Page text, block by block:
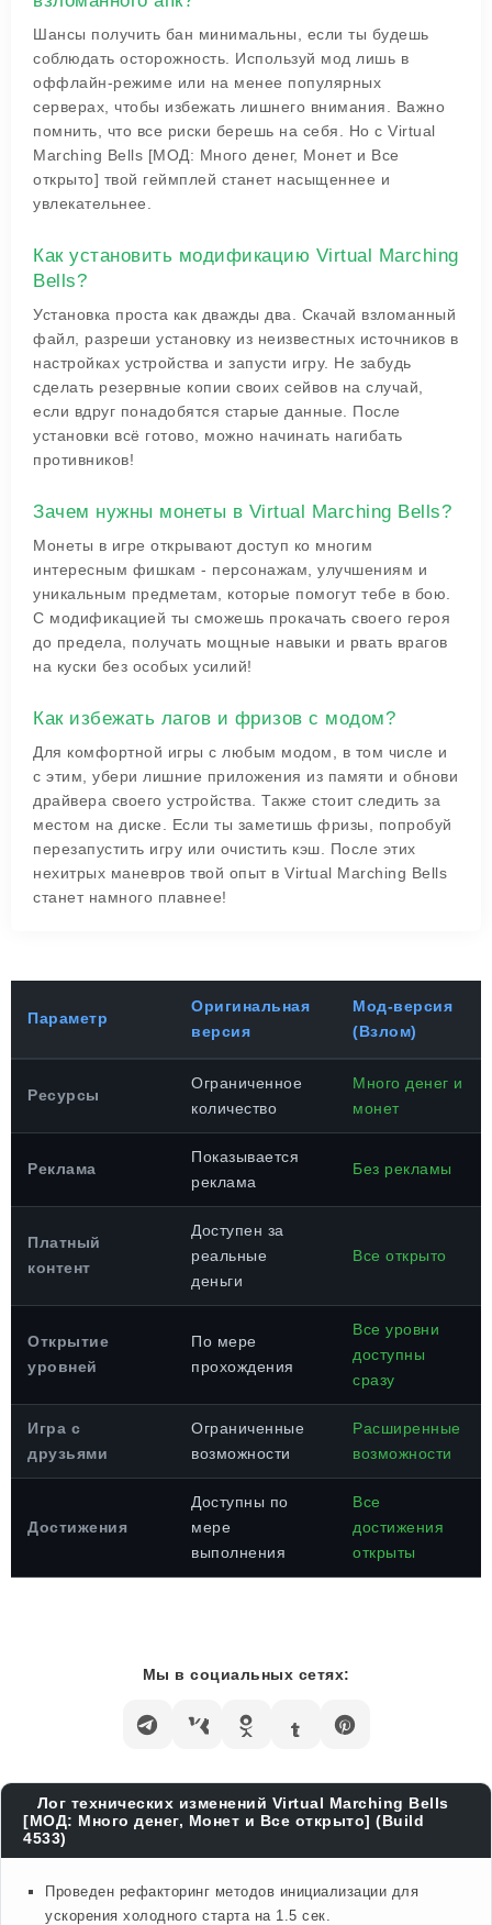
Шансы получить бан минимальны, если ты будешь
соблюдать осторожность. Используй мод лишь в
оффлайн-режиме или на менее популярных
серверах, чтобы избежать лишнего внимания. Важно
помнить, что все риски берешь на себя. Но с Virtual
Marching Bells [МОД: Много денег, Монет и Все
открыто] твой геймплей станет насыщеннее и
увлекательнее.
Как установить модификацию Virtual Marching
Bells?
Установка проста как дважды два. Скачай взломанный
файл, разреши установку из неизвестных источников в
настройках устройства и запусти игру. Не забудь
сделать резервные копии своих сейвов на случай,
если вдруг понадобятся старые данные. После
установки всё готово, можно начинать нагибать
противников!
Зачем нужны монеты в Virtual Marching Bells?
Монеты в игре открывают доступ ко многим
интересным фишкам - персонажам, улучшениям и
уникальным предметам, которые помогут тебе в бою.
С модификацией ты сможешь прокачать своего героя
до предела, получать мощные навыки и рвать врагов
на куски без особых усилий!
Как избежать лагов и фризов с модом?
Для комфортной игры с любым модом, в том числе и
с этим, убери лишние приложения из памяти и обнови
драйвера своего устройства. Также стоит следить за
местом на диске. Если ты заметишь фризы, попробуй
перезапустить игру или очистить кэш. После этих
нехитрых маневров твой опыт в Virtual Marching Bells
станет намного плавнее!
Параметр
Оригинальная
версия
Мод-версия
(Взлом)
Ресурсы
Ограниченное
количество
Много денег и
монет
Реклама
Показывается
реклама
Без рекламы
Платный
контент
Доступен за
реальные
деньги
Все открыто
Открытие
уровней
По мере
прохождения
Все уровни
доступны
сразу
Игра с
друзьями
Ограниченные
возможности
Расширенные
возможности
Достижения
Доступны по
мере
выполнения
Все
достижения
открыты
Мы в социальных сетях:
Лог технических изменений Virtual Marching Bells
[МОД: Много денег, Монет и Все открыто] (Build
4533)
Проведен рефакторинг методов инициализации для
ускорения холодного старта на 1.5 сек.